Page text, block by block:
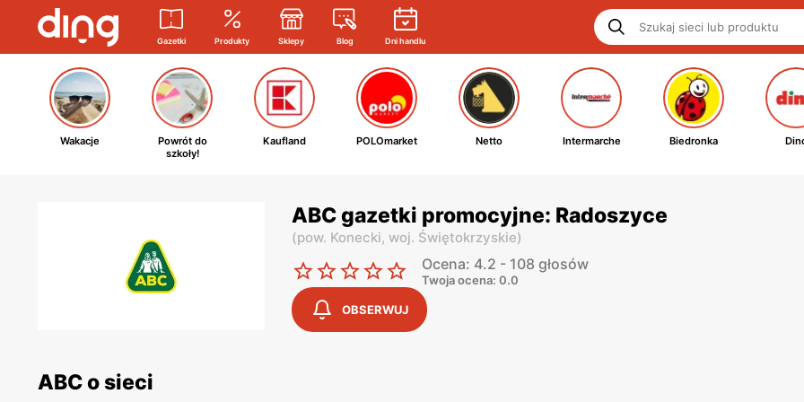
Gazetki Produkty Sklepy Blog Dni handlu
Wakacje
Powrót do
szkoły!
Kaufland POLOmarket Netto Intermarche Biedronka
ABC gazetki promocyjne: Radoszyce
(pow. Konecki, woj. Świętokrzyskie)
Ocena: 4.2 - 108 głosów
Twoja ocena: 0.0
OBSERWUJ
ABC o sieci